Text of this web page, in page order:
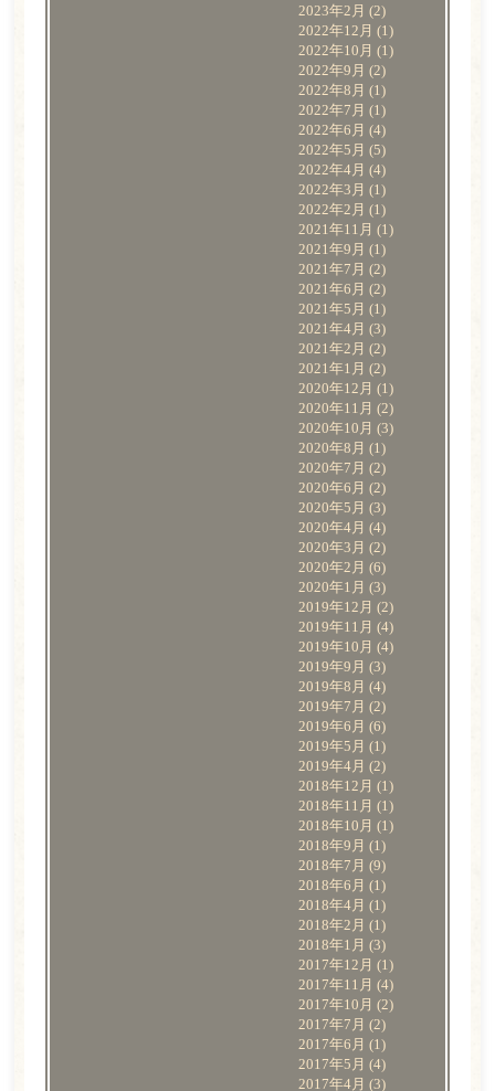
2023年2月 (2)
2022年12月 (1)
2022年10月 (1)
2022年9月 (2)
2022年8月 (1)
2022年7月 (1)
2022年6月 (4)
2022年5月 (5)
2022年4月 (4)
2022年3月 (1)
2022年2月 (1)
2021年11月 (1)
2021年9月 (1)
2021年7月 (2)
2021年6月 (2)
2021年5月 (1)
2021年4月 (3)
2021年2月 (2)
2021年1月 (2)
2020年12月 (1)
2020年11月 (2)
2020年10月 (3)
2020年8月 (1)
2020年7月 (2)
2020年6月 (2)
2020年5月 (3)
2020年4月 (4)
2020年3月 (2)
2020年2月 (6)
2020年1月 (3)
2019年12月 (2)
2019年11月 (4)
2019年10月 (4)
2019年9月 (3)
2019年8月 (4)
2019年7月 (2)
2019年6月 (6)
2019年5月 (1)
2019年4月 (2)
2018年12月 (1)
2018年11月 (1)
2018年10月 (1)
2018年9月 (1)
2018年7月 (9)
2018年6月 (1)
2018年4月 (1)
2018年2月 (1)
2018年1月 (3)
2017年12月 (1)
2017年11月 (4)
2017年10月 (2)
2017年7月 (2)
2017年6月 (1)
2017年5月 (4)
2017年4月 (3)